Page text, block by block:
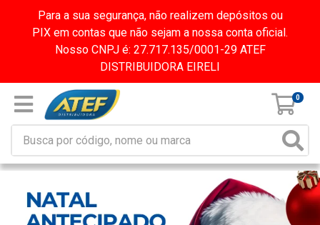
Para a sua segurança, não realizem depósitos ou
PIX em contas que não sejam a nossa conta oficial.
Nosso CNPJ é: 27.717.135/0001-29 ATEF
DISTRIBUIDORA EIRELI
0